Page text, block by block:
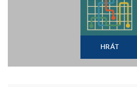
HRÁT